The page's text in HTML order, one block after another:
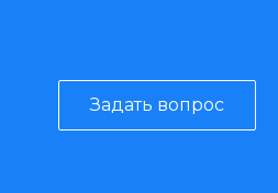
Задать вопрос